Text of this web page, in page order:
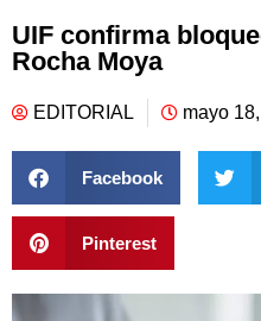
UIF confirma
Rocha Moya
EDITORIAL mayo
Facebook
Pinterest